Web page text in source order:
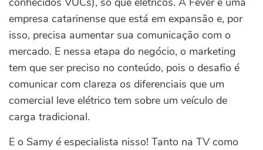
empresa catarinense que está em expansão e, por
isso, precisa aumentar sua comunicação com o
mercado. E nessa etapa do negócio, o marketing
tem que ser preciso no conteúdo, pois o desafio é
comunicar com clareza os diferenciais que um
comercial leve elétrico tem sobre um veículo de
carga tradicional.
E o Samy é especialista nisso! Tanto na TV como